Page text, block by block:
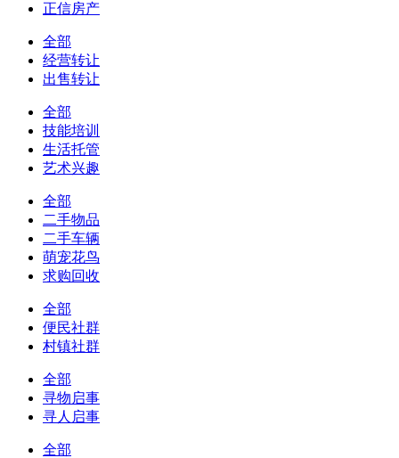
正信房产
全部
经营转让
出售转让
全部
技能培训
生活托管
艺术兴趣
全部
二手物品
二手车辆
萌宠花鸟
求购回收
全部
便民社群
村镇社群
全部
寻物启事
寻人启事
全部